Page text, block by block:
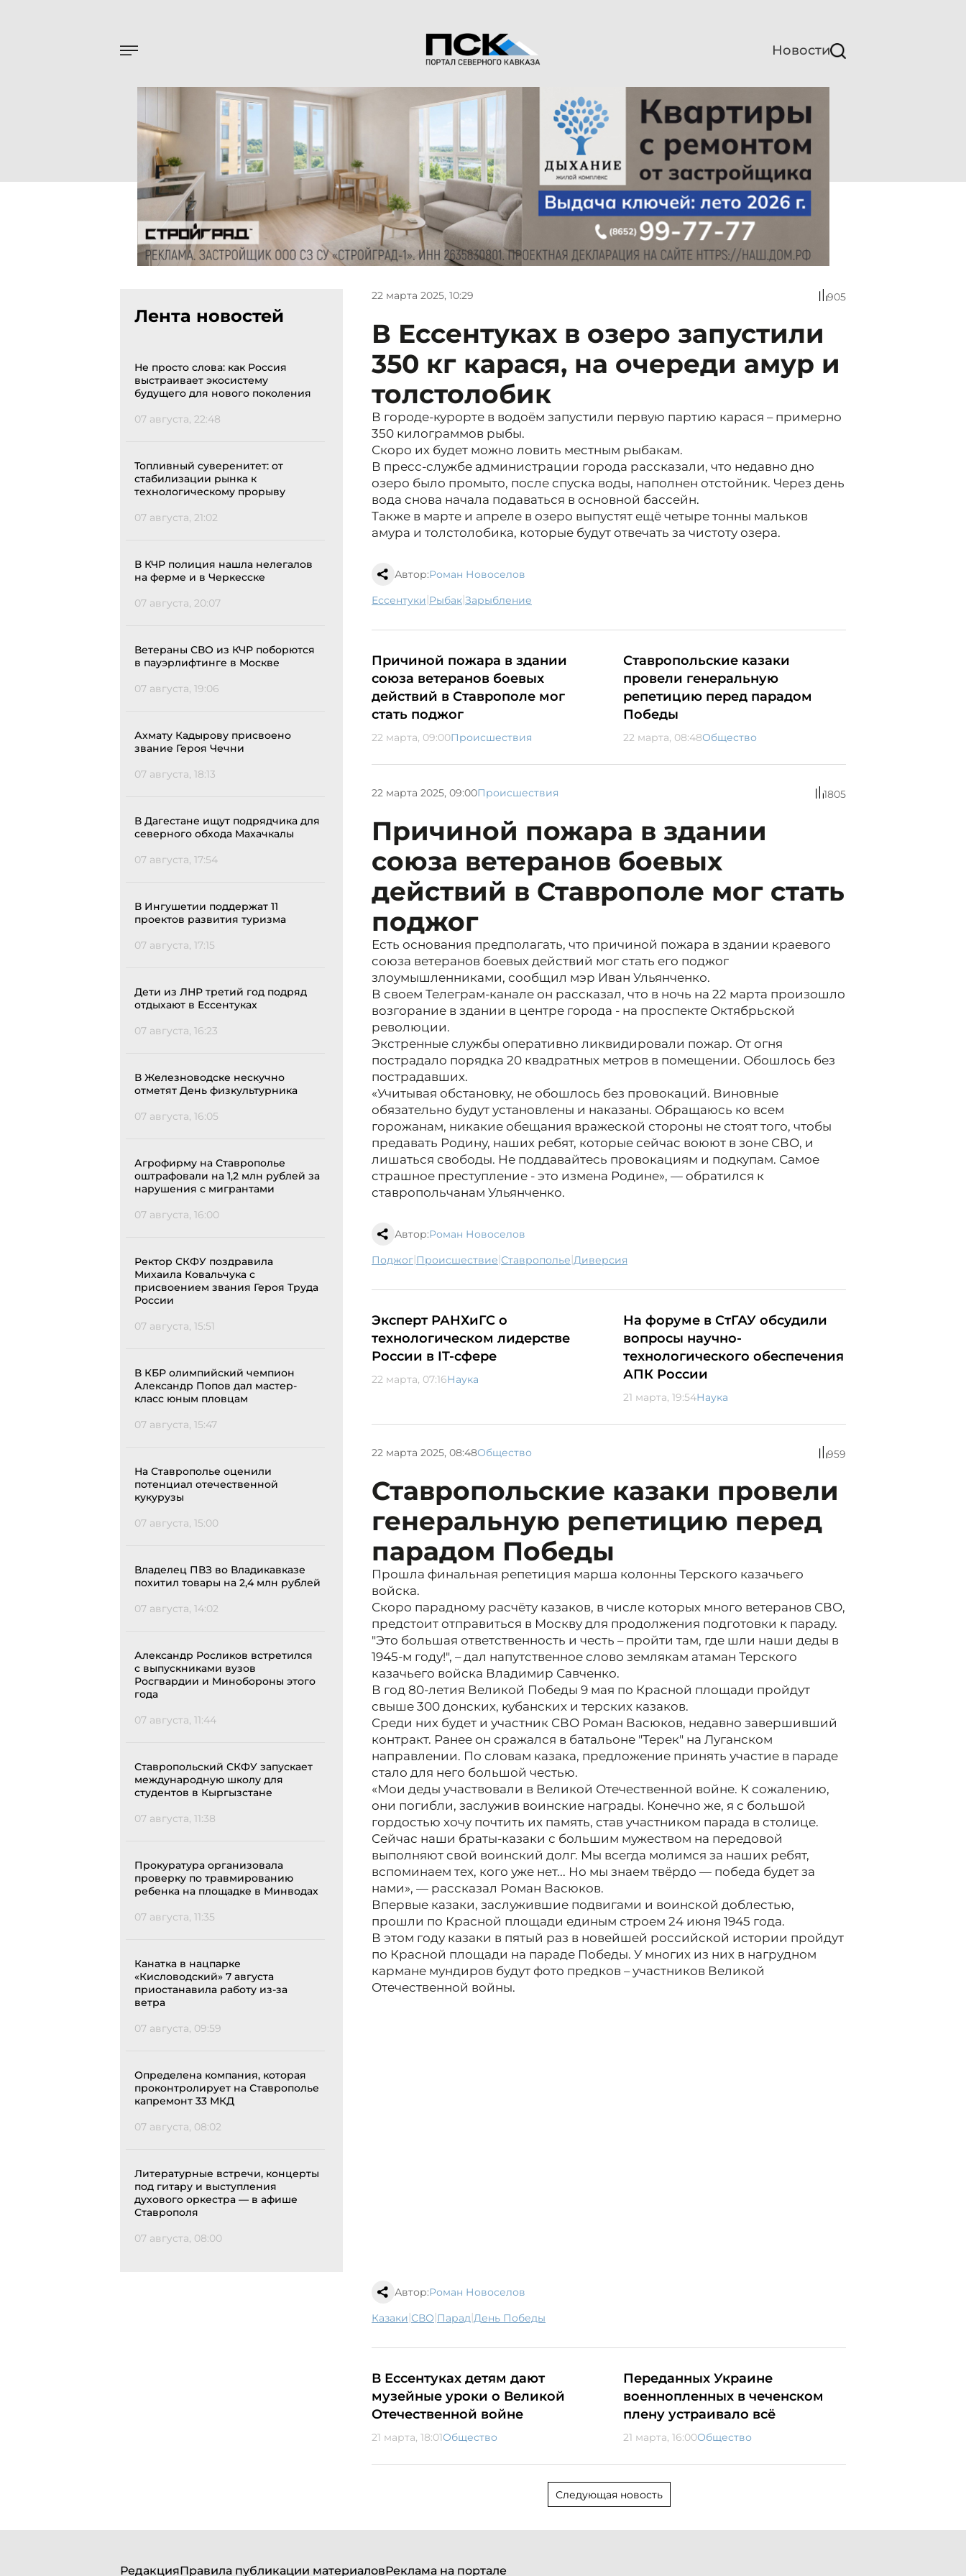
Новости
Лента новостей
Не просто слова: как Россия
выстраивает экосистему
будущего для нового поколения
07 августа, 22:48
Топливный суверенитет: от
стабилизации рынка к
технологическому прорыву
07 августа, 21:02
В КЧР полиция нашла нелегалов
на ферме и в Черкесске
07 августа, 20:07
Ветераны СВО из КЧР поборются
в пауэрлифтинге в Москве
07 августа, 19:06
Ахмату Кадырову присвоено
звание Героя Чечни
07 августа, 18:13
В Дагестане ищут подрядчика для
северного обхода Махачкалы
07 августа, 17:54
В Ингушетии поддержат 11
проектов развития туризма
07 августа, 17:15
Дети из ЛНР третий год подряд
отдыхают в Ессентуках
07 августа, 16:23
В Железноводске нескучно
отметят День физкультурника
07 августа, 16:05
Агрофирму на Ставрополье
оштрафовали на 1,2 млн рублей за
нарушения с мигрантами
07 августа, 16:00
Ректор СКФУ поздравила
Михаила Ковальчука с
присвоением звания Героя Труда
России
07 августа, 15:51
В КБР олимпийский чемпион
Александр Попов дал мастер-
класс юным пловцам
07 августа, 15:47
На Ставрополье оценили
потенциал отечественной
кукурузы
07 августа, 15:00
Владелец ПВЗ во Владикавказе
похитил товары на 2,4 млн рублей
07 августа, 14:02
Александр Росликов встретился
с выпускниками вузов
Росгвардии и Минобороны этого
года
07 августа, 11:44
Ставропольский СКФУ запускает
международную школу для
студентов в Кыргызстане
07 августа, 11:38
Прокуратура организовала
проверку по травмированию
ребенка на площадке в Минводах
07 августа, 11:35
Канатка в нацпарке
«Кисловодский» 7 августа
приостанавила работу из-за
ветра
07 августа, 09:59
Определена компания, которая
проконтролирует на Ставрополье
капремонт 33 МКД
07 августа, 08:02
Литературные встречи, концерты
под гитару и выступления
духового оркестра — в афише
Ставрополя
07 августа, 08:00
22 марта 2025, 10:29 905
В Ессентуках в озеро запустили
350 кг карася, на очереди амур и
толстолобик
В городе-курорте в водоём запустили первую партию карася – примерно
350 килограммов рыбы.
Скоро их будет можно ловить местным рыбакам.
В пресс-службе администрации города рассказали, что недавно дно
озеро было промыто, после спуска воды, наполнен отстойник. Через день
вода снова начала подаваться в основной бассейн.
Также в марте и апреле в озеро выпустят ещё четыре тонны мальков
амура и толстолобика, которые будут отвечать за чистоту озера.
Автор:Роман Новоселов
Ессентуки| рыбак| зарыбление
Причиной пожара в здании
союза ветеранов боевых
действий в Ставрополе мог
стать поджог
22 марта, 09:00Происшествия
Ставропольские казаки
провели генеральную
репетицию перед парадом
Победы
22 марта, 08:48Общество
22 марта 2025, 09:00Происшествия 1805
Причиной пожара в здании
союза ветеранов боевых
действий в Ставрополе мог стать
поджог
Есть основания предполагать, что причиной пожара в здании краевого
союза ветеранов боевых действий мог стать его поджог
злоумышленниками, сообщил мэр Иван Ульянченко.
В своем Телеграм-канале он рассказал, что в ночь на 22 марта произошло
возгорание в здании в центре города - на проспекте Октябрьской
революции.
Экстренные службы оперативно ликвидировали пожар. От огня
пострадало порядка 20 квадратных метров в помещении. Обошлось без
пострадавших.
«Учитывая обстановку, не обошлось без провокаций. Виновные
обязательно будут установлены и наказаны. Обращаюсь ко всем
горожанам, никакие обещания вражеской стороны не стоят того, чтобы
предавать Родину, наших ребят, которые сейчас воюют в зоне СВО, и
лишаться свободы. Не поддавайтесь провокациям и подкупам. Самое
страшное преступление - это измена Родине», — обратился к
ставропольчанам Ульянченко.
Автор:Роман Новоселов
поджог| происшествие| Ставрополье| диверсия
Эксперт РАНХиГС о
технологическом лидерстве
России в IT-сфере
22 марта, 07:16Наука
На форуме в СтГАУ обсудили
вопросы научно-
технологического обеспечения
АПК России
21 марта, 19:54Наука
22 марта 2025, 08:48Общество 959
Ставропольские казаки провели
генеральную репетицию перед
парадом Победы
Прошла финальная репетиция марша колонны Терского казачьего
войска.
Скоро парадному расчёту казаков, в числе которых много ветеранов СВО,
предстоит отправиться в Москву для продолжения подготовки к параду.
"Это большая ответственность и честь – пройти там, где шли наши деды в
1945-м году!", – дал напутственное слово землякам атаман Терского
казачьего войска Владимир Савченко.
В год 80-летия Великой Победы 9 мая по Красной площади пройдут
свыше 300 донских, кубанских и терских казаков.
Среди них будет и участник СВО Роман Васюков, недавно завершивший
контракт. Ранее он сражался в батальоне "Терек" на Луганском
направлении. По словам казака, предложение принять участие в параде
стало для него большой честью.
«Мои деды участвовали в Великой Отечественной войне. К сожалению,
они погибли, заслужив воинские награды. Конечно же, я с большой
гордостью хочу почтить их память, став участником парада в столице.
Сейчас наши браты-казаки с большим мужеством на передовой
выполняют свой воинский долг. Мы всегда молимся за наших ребят,
вспоминаем тех, кого уже нет... Но мы знаем твёрдо — победа будет за
нами», — рассказал Роман Васюков.
Впервые казаки, заслужившие подвигами и воинской доблестью,
прошли по Красной площади единым строем 24 июня 1945 года.
В этом году казаки в пятый раз в новейшей российской истории пройдут
по Красной площади на параде Победы. У многих из них в нагрудном
кармане мундиров будут фото предков – участников Великой
Отечественной войны.
Автор:Роман Новоселов
казаки| СВО| парад| День Победы
В Ессентуках детям дают
музейные уроки о Великой
Отечественной войне
21 марта, 18:01Общество
Переданных Украине
военнопленных в чеченском
плену устраивало всё
21 марта, 16:00Общество
Следующая новость
РедакцияПравила публикации материаловРеклама на портале